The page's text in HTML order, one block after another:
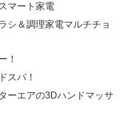
マート家電
シ＆調理家電マルチチョ
！
スパ！
ーエアの3Dハンドマッサ